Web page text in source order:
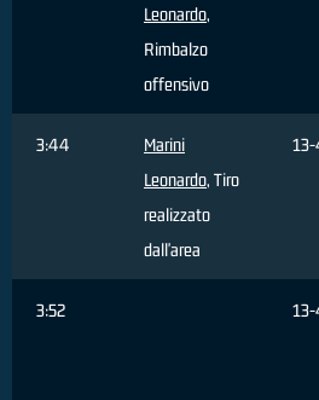
Leonardo,
Rimbalzo
offensivo
3:44
Marini
Leonardo, Tiro
realizzato
dall'area
3:52